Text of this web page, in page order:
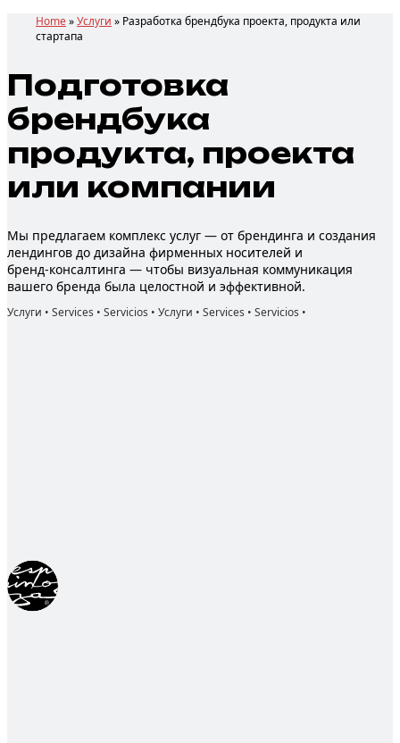
Home»Услуги » Разработка брендбука проекта, продукта или
стартапа
Подготовка
брендбука
продукта, проекта
или компании
Мы предлагаем комплекс услуг — от брендинга и создания
лендингов до дизайна фирменных носителей и
бренд‑консалтинга — чтобы визуальная коммуникация
вашего бренда была целостной и эффективной.
Услуги • Services • Servicios • Услуги • Services • Servicios •